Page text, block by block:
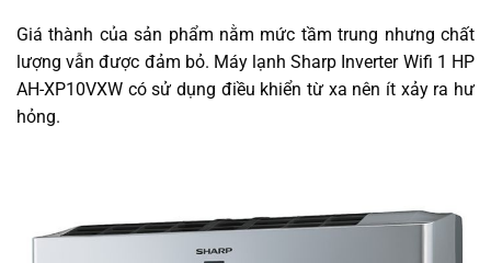
Giá thành của sản phẩm nằm mức tầm trung nhưng chất
lượng vẫn được đảm bỏ. Máy lạnh Sharp Inverter Wifi 1 HP
AH-XP10VXW có sử dụng điều khiển từ xa nên ít xảy ra hư
hỏng.